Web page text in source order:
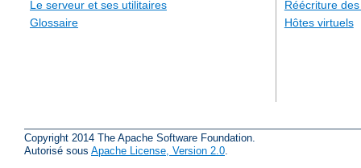
Le serveur et ses utilitaires
Glossaire
Réécriture
Hôtes virtuels
Copyright 2014 The Apache Software Foundation.
Autorisé sous Apache License, Version 2.0